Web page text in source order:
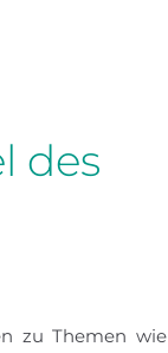
des
zu Themen wie